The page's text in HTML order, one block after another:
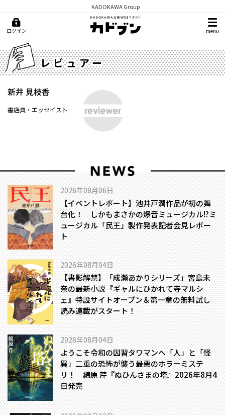
KADOKAWA Group
ログイン menu
レビュアー
新井 見枝香
書店員・エッセイスト
2026年08月06日
【イベントレポート】池井戸潤作品が初の舞
台化！ しかもまさかの爆音ミュージカル!?――ミ
ュージカル「民王」製作発表記者会見レポー
ト
2026年08月04日
【書影解禁】「成瀬あかりシリーズ」宮島未
奈の最新小説『ギャルにひかれて寺マルシ
ェ』特設サイトオープン＆第一章の無料試し
読み連載がスタート！
2026年08月04日
ようこそ令和の因習タワマンへ――「人」と「怪
異」二重の恐怖が襲う最悪のホラーミステ
リ！ 綿原 芹『ぬひんさまの塔』2026年8月4
日発売